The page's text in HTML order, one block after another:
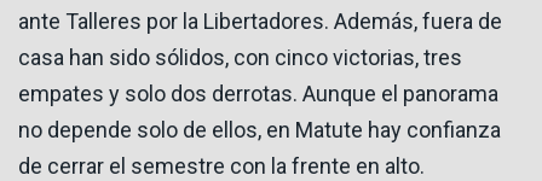
ante Talleres por la Libertadores. Además, fuera de
casa han sido sólidos, con cinco victorias, tres
empates y solo dos derrotas. Aunque el panorama
no depende solo de ellos, en Matute hay confianza
de cerrar el semestre con la frente en alto.